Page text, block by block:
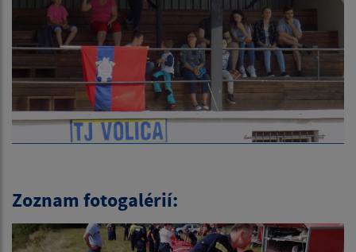
Zoznam fotogalérií: